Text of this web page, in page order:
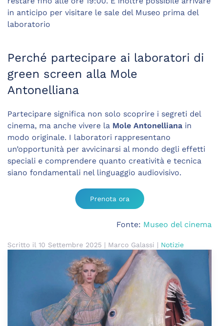
in anticipo per visitare le sale del Museo prima del
laboratorio
Perché partecipare ai laboratori di
green screen alla Mole
Antonelliana
Partecipare significa non solo scoprire i segreti del
cinema, ma anche vivere la Mole Antonelliana in
modo originale. I laboratori rappresentano
un’opportunità per avvicinarsi al mondo degli effetti
speciali e comprendere quanto creatività e tecnica
siano fondamentali nel linguaggio audiovisivo.
Prenota ora
Fonte: Museo del cinema
Scritto il 10 Settembre 2025 | Marco Galassi | Notizie